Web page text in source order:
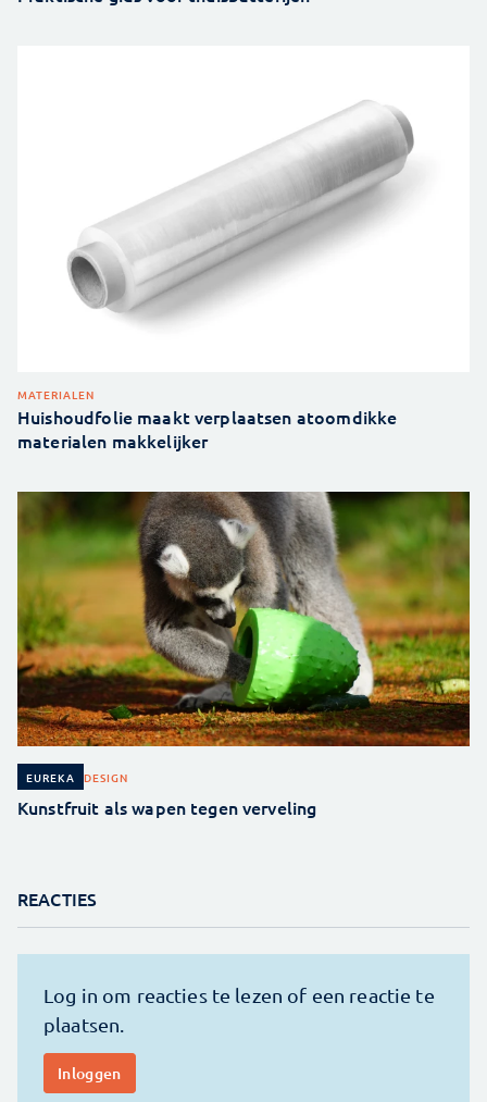
MATERIALEN
Huishoudfolie maakt verplaatsen atoomdikke
materialen makkelijker
EUREKA DESIGN
Kunstfruit als wapen tegen verveling
REACTIES